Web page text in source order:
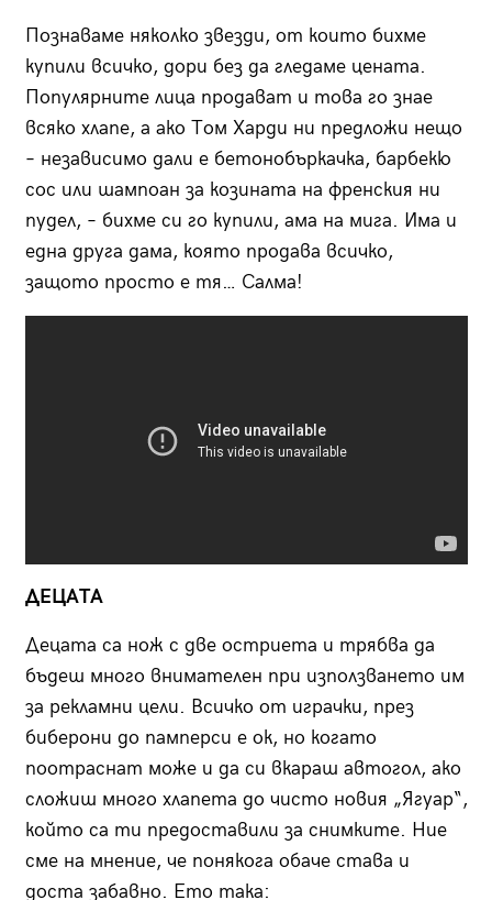
Познаваме няколко звезди, от които бихме
купили всичко, дори без да гледаме цената.
Популярните лица продават и това го знае
всяко хлапе, а ако Том Харди ни предложи нещо
– независимо дали е бетонобъркачка, барбекю
сос или шампоан за козината на френския ни
пудел, – бихме си го купили, ама на мига. Има и
една друга дама, която продава всичко,
защото просто е тя… Салма!
ДЕЦАТА
Децата са нож с две остриета и трябва да
бъдеш много внимателен при използването им
за рекламни цели. Всичко от играчки, през
биберони до памперси е ок, но когато
поотраснат може и да си вкараш автогол, ако
сложиш много хлапета до чисто новия „Ягуар“,
който са ти предоставили за снимките. Ние
сме на мнение, че понякога обаче става и
доста забавно. Ето така: